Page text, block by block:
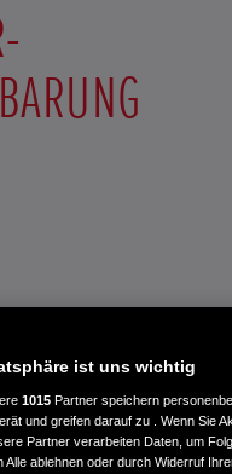
ist uns wichtig
1015 Partner speichern
und greifen darauf zu . Wenn Sie
Partner verarbeiten Daten, um
Alle ablehnen oder durch Widerruf